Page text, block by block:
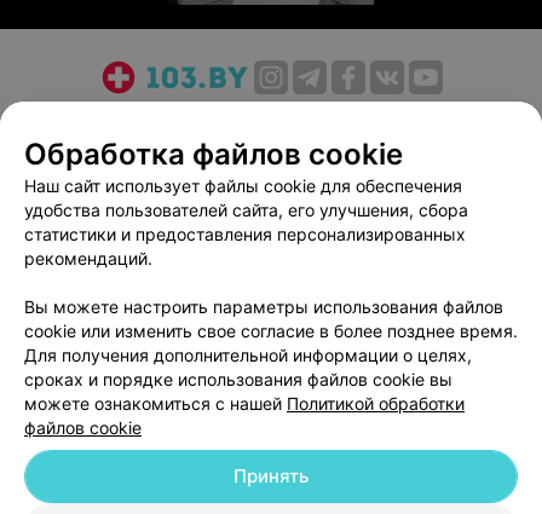
Медицинский маркетинг
Публичный договор
Пользовательское соглашение
Способы оплаты
Вакансии
Партнеры
Написать руководителю 103.by
Персональные настройки cookie
Обработка персональных данных
Обработка файлов cookie
Наш сайт использует файлы cookie для обеспечения
удобства пользователей сайта, его улучшения, сбора
статистики и предоставления персонализированных
рекомендаций.
Вы можете настроить параметры использования файлов
cookie или изменить свое согласие в более позднее время.
Для получения дополнительной информации о целях,
сроках и порядке использования файлов cookie вы
можете ознакомиться с нашей Политикой обработки
файлов cookie
Принять